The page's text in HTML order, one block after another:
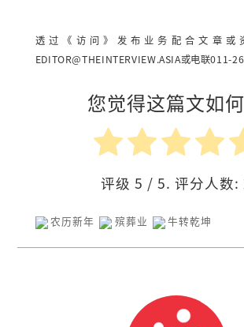
透过《访问》发布业务配合文章或
EDITOR@THEINTERVIEW.ASIA或电联011-
您觉得这篇文如何
评级 5 / 5. 评分人数:
农历新年 殡葬业 牛转乾坤